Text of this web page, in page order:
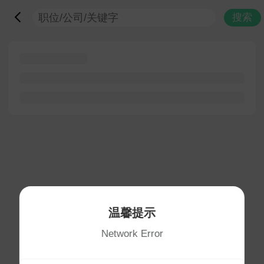
搜索
温馨提示
Network Error